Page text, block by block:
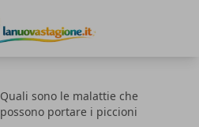
Quali sono le malattie che
possono portare i piccioni